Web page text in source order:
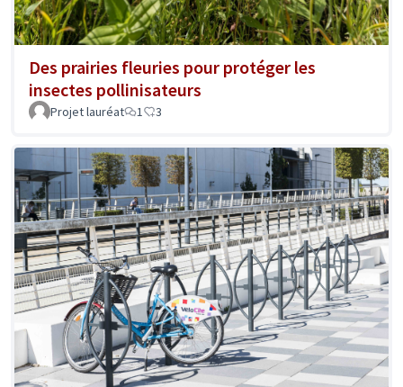
Des prairies fleuries pour protéger les
insectes pollinisateurs
Projet lauréat 1 3